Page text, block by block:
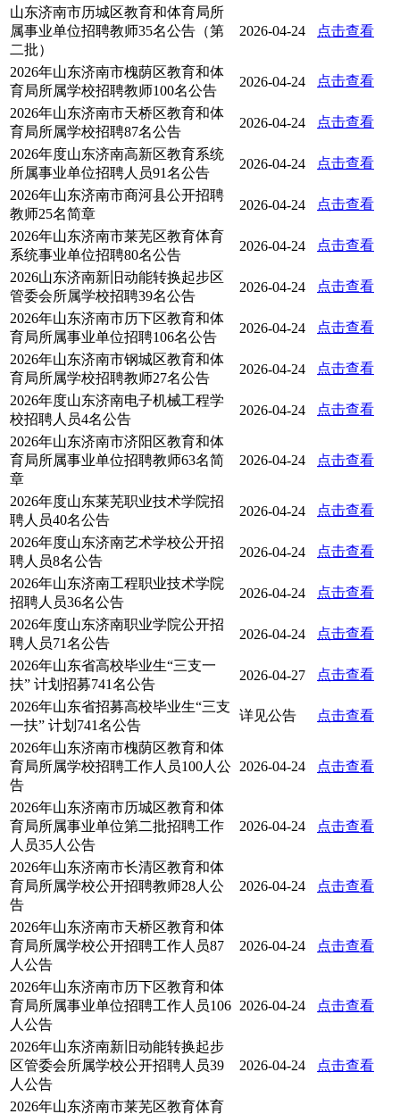
山东济南市历城区教育和体育局所
属事业单位招聘教师35名公告（第
二批）
2026-04-24 点击查看
2026年山东济南市槐荫区教育和体
育局所属学校招聘教师100名公告
2026-04-24 点击查看
2026年山东济南市天桥区教育和体
育局所属学校招聘87名公告
2026-04-24 点击查看
2026年度山东济南高新区教育系统
所属事业单位招聘人员91名公告
2026-04-24 点击查看
2026年山东济南市商河县公开招聘
教师25名简章
2026-04-24 点击查看
2026年山东济南市莱芜区教育体育
系统事业单位招聘80名公告
2026-04-24 点击查看
2026山东济南新旧动能转换起步区
管委会所属学校招聘39名公告
2026-04-24 点击查看
2026年山东济南市历下区教育和体
育局所属事业单位招聘106名公告
2026-04-24 点击查看
2026年山东济南市钢城区教育和体
育局所属学校招聘教师27名公告
2026-04-24 点击查看
2026年度山东济南电子机械工程学
校招聘人员4名公告
2026-04-24 点击查看
2026年山东济南市济阳区教育和体
育局所属事业单位招聘教师63名简
章
2026-04-24 点击查看
2026年度山东莱芜职业技术学院招
聘人员40名公告
2026-04-24 点击查看
2026年度山东济南艺术学校公开招
聘人员8名公告
2026-04-24 点击查看
2026年山东济南工程职业技术学院
招聘人员36名公告
2026-04-24 点击查看
2026年度山东济南职业学院公开招
聘人员71名公告
2026-04-24 点击查看
2026年山东省高校毕业生“三支一
扶” 计划招募741名公告
2026-04-27 点击查看
2026年山东省招募高校毕业生“三支
一扶” 计划741名公告
详见公告 点击查看
2026年山东济南市槐荫区教育和体
育局所属学校招聘工作人员100人公
告
2026-04-24 点击查看
2026年山东济南市历城区教育和体
育局所属事业单位第二批招聘工作
人员35人公告
2026-04-24 点击查看
2026年山东济南市长清区教育和体
育局所属学校公开招聘教师28人公
告
2026-04-24 点击查看
2026年山东济南市天桥区教育和体
育局所属学校公开招聘工作人员87
人公告
2026-04-24 点击查看
2026年山东济南市历下区教育和体
育局所属事业单位招聘工作人员106
人公告
2026-04-24 点击查看
2026年山东济南新旧动能转换起步
区管委会所属学校公开招聘人员39
人公告
2026-04-24 点击查看
2026年山东济南市莱芜区教育体育